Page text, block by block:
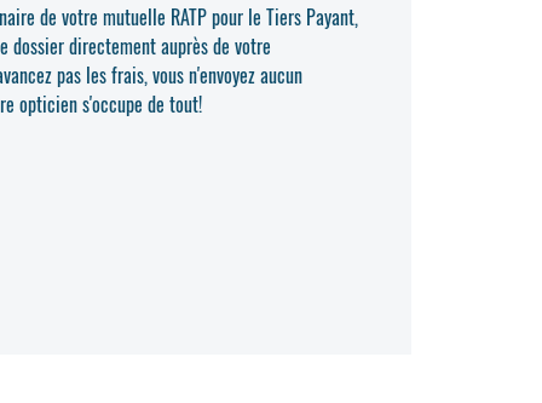
de votre mutuelle RATP pour le Tiers Payant,
dossier directement auprès de votre
pas les frais, vous n'envoyez aucun
opticien s'occupe de tout!